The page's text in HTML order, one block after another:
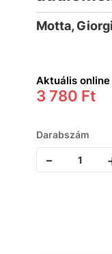
Motta,
Aktuális online
3 780 Ft
Darabszám
-